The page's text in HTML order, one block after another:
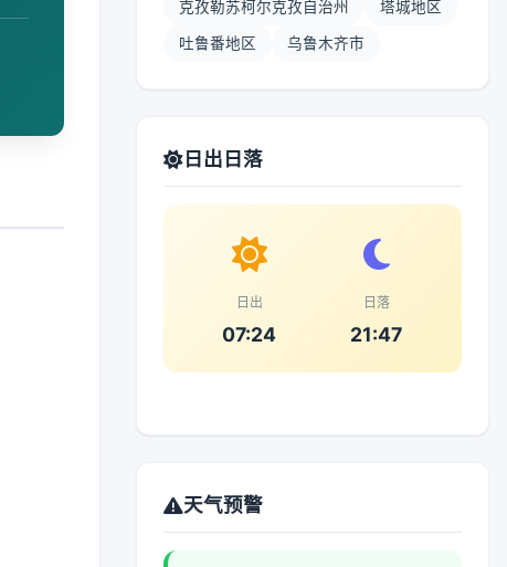
克孜勒苏柯尔克孜自治州 塔城地区
吐鲁番地区 乌鲁木齐市
日出日落
日出
07:24
日落
21:47
天气预警